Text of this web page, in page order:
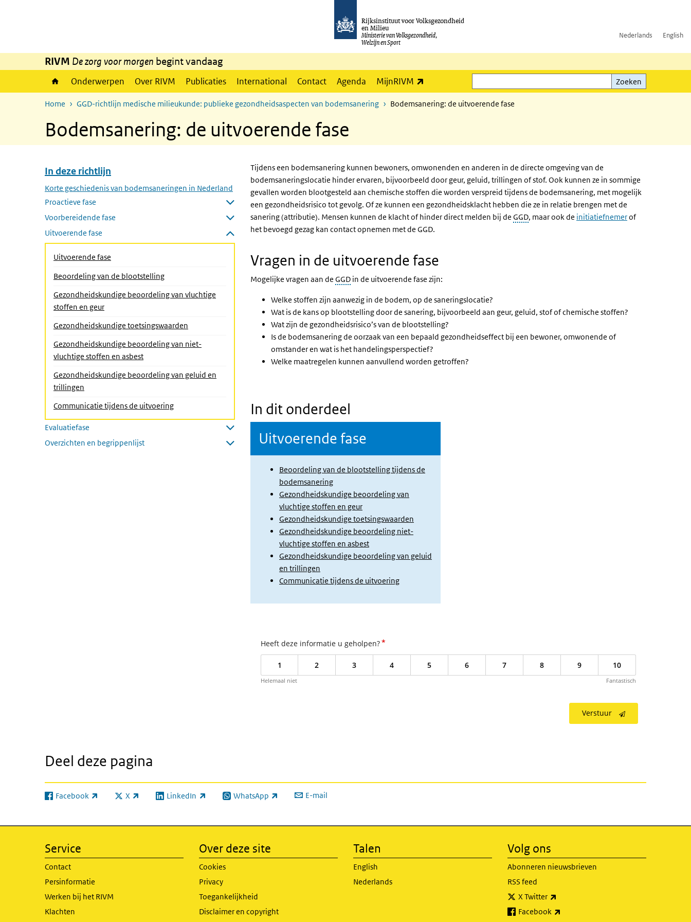
Rijksinstituut voor Volksgezondheid
en Milieu
Ministerie van Volksgezondheid,
Welzijn en Sport
Nederlands English
RIVM De zorg voor morgen begint vandaag
Onderwerpen Over RIVM Publicaties International Contact Agenda MijnRIVM
Zoeken
Zoeken
Home GGD-richtlijn medische milieukunde: publieke gezondheidsaspecten van bodemsanering Bodemsanering: de uitvoerende fase
Bodemsanering: de uitvoerende fase
Overslaan menu In deze richtlijn
In deze richtlijn
Korte geschiedenis van bodemsaneringen in Nederland
Proactieve fase
Submenu openen
Voorbereidende fase
Submenu openen
Uitvoerende fase
Submenu sluiten
Uitvoerende fase
Beoordeling van de blootstelling
Gezondheidskundige beoordeling van vluchtige
stoffen en geur
Gezondheidskundige toetsingswaarden
Gezondheidskundige beoordeling van niet-
vluchtige stoffen en asbest
Gezondheidskundige beoordeling van geluid en
trillingen
Communicatie tijdens de uitvoering
Evaluatiefase
Submenu openen
Overzichten en begrippenlijst
Tijdens een bodemsanering kunnen bewoners, omwonenden en anderen in de directe omgeving van de
bodemsaneringslocatie hinder ervaren, bijvoorbeeld door geur, geluid, trillingen of stof. Ook kunnen ze in sommige
gevallen worden blootgesteld aan chemische stoffen die worden verspreid tijdens de bodemsanering, met mogelijk
een gezondheidsrisico tot gevolg. Of ze kunnen een gezondheidsklacht hebben die ze in relatie brengen met de
sanering (attributie). Mensen kunnen de klacht of hinder direct melden bij de GGD, maar ook de initiatiefnemerof
het bevoegd gezag kan contact opnemen met de GGD.
Vragen in de uitvoerende fase
Mogelijke vragen aan de GGD in de uitvoerende fase zijn:
Welke stoffen zijn aanwezig in de bodem, op de saneringslocatie?
Wat is de kans op blootstelling door de sanering, bijvoorbeeld aan geur, geluid, stof of chemische stoffen?
Wat zijn de gezondheidsrisico’s van de blootstelling?
Is de bodemsanering de oorzaak van een bepaald gezondheidseffect bij een bewoner, omwonende of
omstander en wat is het handelingsperspectief?
Welke maatregelen kunnen aanvullend worden getroffen?
In dit onderdeel
Uitvoerende fase
Beoordeling van de blootstelling tijdens de
bodemsanering
Gezondheidskundige beoordeling van
vluchtige stoffen en geur
Gezondheidskundige toetsingswaarden
Gezondheidskundige beoordeling niet-
vluchtige stoffen en asbest
Gezondheidskundige beoordeling van geluid
en trillingen
Communicatie tijdens de uitvoering
Heeft deze informatie u geholpen?*
1 2 3 4 5 6 7 8 9 10
Helemaal niet Fantastisch
Verstuur
Deel deze pagina
Facebook
(externe link) X
(externe link) LinkedIn
(externe link) WhatsApp
(externe link) E-mail
Service
Contact
Persinformatie
Werken bij het RIVM
Klachten
Over deze site
Cookies
Privacy
Toegankelijkheid
Disclaimer en copyright
Talen
English
Nederlands
Volg ons
Abonneren nieuwsbrieven
RSS feed
X Twitter
Facebook